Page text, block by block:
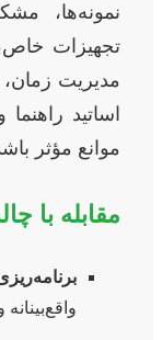
نمونه‌ها،
تجهیزات
مدیریت زمان،
اساتید
موانع مؤثر
مقابله با